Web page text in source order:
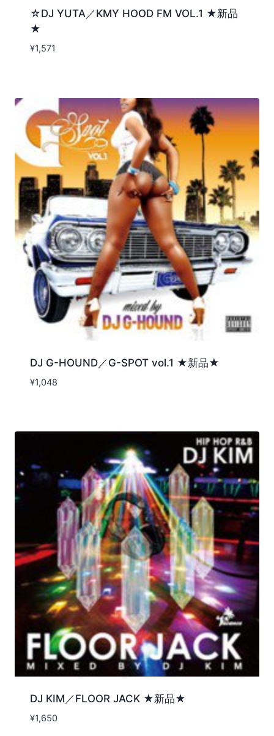
☆DJ YUTA／KMY HOOD FM VOL.1 ★新品
★
¥1,571
DJ G-HOUND／G-SPOT vol.1 ★新品★
¥1,048
DJ KIM／FLOOR JACK ★新品★
¥1,650